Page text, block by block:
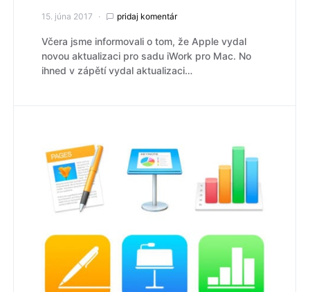
15. júna 2017 pridaj komentár
Včera jsme informovali o tom, že Apple vydal
novou aktualizaci pro sadu iWork pro Mac. No
ihned v zápětí vydal aktualizaci…